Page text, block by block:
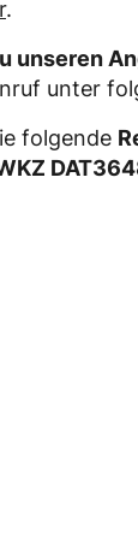
.
unseren
unter
folgende